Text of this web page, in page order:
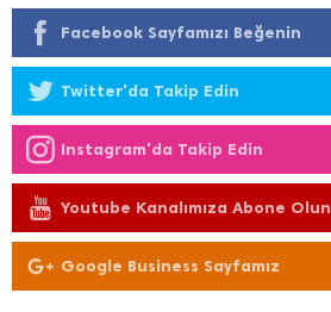
Facebook Sayfamızı Beğenin
Twitter'da Takip Edin
Instagram'da Takip Edin
Youtube Kanalımıza Abone Olun
Google Business Sayfamız